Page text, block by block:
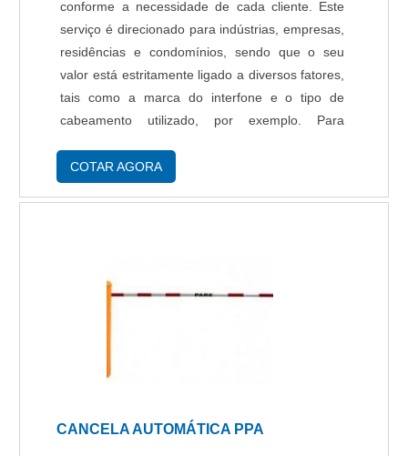
contato com um dos nossos consultores e
solicite um orçamento!.
conforme a necessidade de cada cliente. Este
serviço é direcionado para indústrias, empresas,
residências e condomínios, sendo que o seu
valor está estritamente ligado a diversos fatores,
tais como a marca do interfone e o tipo de
cabeamento utilizado, por exemplo. Para
interfones o cliente deve analisar se a ....
COTAR AGORA
CANCELA AUTOMÁTICA PPA